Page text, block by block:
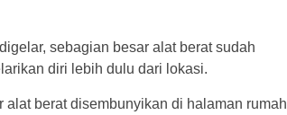
sebagian besar alat berat sudah
diri lebih dulu dari lokasi.
alat berat disembunyikan di halaman rumah